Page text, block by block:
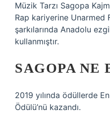
Müzik Tarzı Sagopa
Rap ​​kariyerine Unarmed
şarkılarında Anadolu
kullanmıştır.
SAGOPA NE
2019 yılında ödüllerde
Ödülü’nü kazandı.